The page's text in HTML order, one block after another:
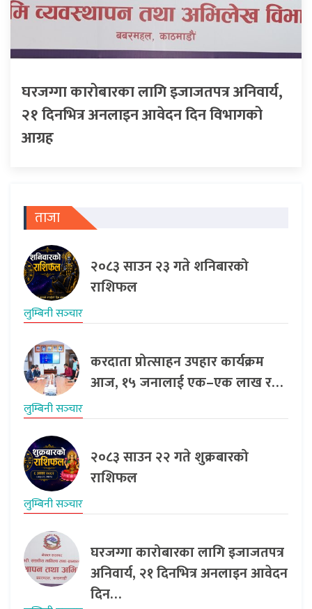
घरजग्गा कारोबारका लागि इजाजतपत्र अनिवार्य,
२१ दिनभित्र अनलाइन आवेदन दिन विभागको
आग्रह
ताजा
२०८३ साउन २३ गते शनिबारको
राशिफल
लुम्बिनी सञ्‍चार
करदाता प्रोत्साहन उपहार कार्यक्रम
आज, १५ जनालाई एक–एक लाख र…
लुम्बिनी सञ्‍चार
२०८३ साउन २२ गते शुक्रबारको
राशिफल
लुम्बिनी सञ्‍चार
घरजग्गा कारोबारका लागि इजाजतपत्र
अनिवार्य, २१ दिनभित्र अनलाइन आवेदन
दिन…